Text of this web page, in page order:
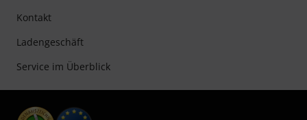
Kontakt
Ladengeschäft
Service im Überblick